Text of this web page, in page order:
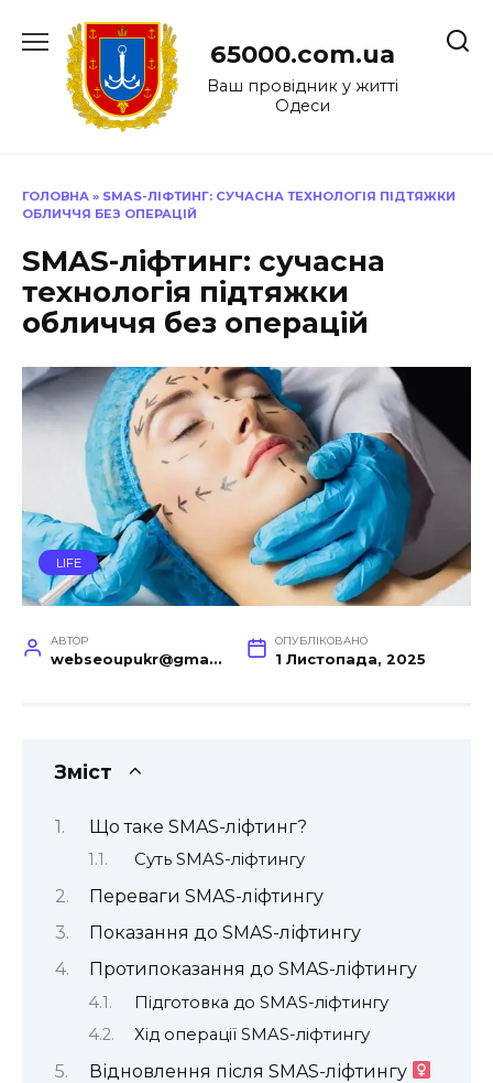
до
65000.com.ua
Ваш провідник у житті
Одеси
ГОЛОВНА » SMAS-ЛІФТИНГ: СУЧАСНА ТЕХНОЛОГІЯ ПІДТЯЖКИ
ОБЛИЧЧЯ БЕЗ ОПЕРАЦІЙ
SMAS-ліфтинг: сучасна
технологія підтяжки
обличчя без операцій
LIFE
АВТОР
webseoupukr@gmail.com
ОПУБЛІКОВАНО
1 Листопада, 2025
Зміст
Що таке SMAS-ліфтинг?
Суть SMAS-ліфтингу
Переваги SMAS-ліфтингу
Показання до SMAS-ліфтингу
Протипоказання до SMAS-ліфтингу
Підготовка до SMAS-ліфтингу
Хід операції SMAS-ліфтингу ️
Відновлення після SMAS-ліфтингу ‍